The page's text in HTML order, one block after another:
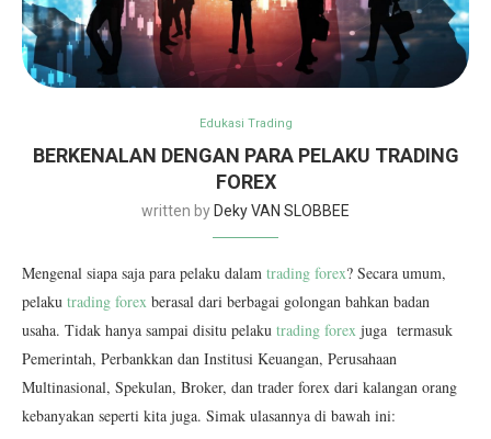
Edukasi Trading
BERKENALAN DENGAN PARA PELAKU TRADING
FOREX
written by Deky VAN SLOBBEE
Mengenal siapa saja para pelaku dalam trading forex? Secara umum,
pelaku trading forex berasal dari berbagai golongan bahkan badan
usaha. Tidak hanya sampai disitu pelaku trading forex juga termasuk
Pemerintah, Perbankkan dan Institusi Keuangan, Perusahaan
Multinasional, Spekulan, Broker, dan trader forex dari kalangan orang
kebanyakan seperti kita juga. Simak ulasannya di bawah ini: